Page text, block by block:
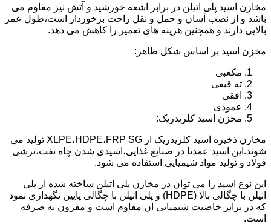
مخازن اسید پلی اتیلن در برابر اشعه خورشید و آتش نیز مقاوم می
باشد و از نصب آسان و حمل و نقل راحت برخوردار است،طول عمر
بالایی دارند و همچنین هزینه های تعمیر را کاهش می دهد.
مخزن اسید بر اساس شکل ظاهر:
مکعبی
ته قیفی
افقی
عمودی
مخزن اسید کلریدریک:
مخازن ذخیره اسید کلریدریک از XLPE،HDPE،FRP SG تولید می
شوند.این اسید عمدتا در صنایع غذایی،اسیدی شدن چاه نفت،ترشی
فولاد و تولید مواد شیمیایی استفاده می شود.
این نوع اسید را می توان در مخازن پلی اتیلن ساخته شده از پلی
اتیلن با چگالی بالا (HDPE) و پلی اتیلن با چگالی پایین نگهداری نمود
که در برابر خاصیت شیمیایی ان مقاوم است و مقرون به صرفه
است.